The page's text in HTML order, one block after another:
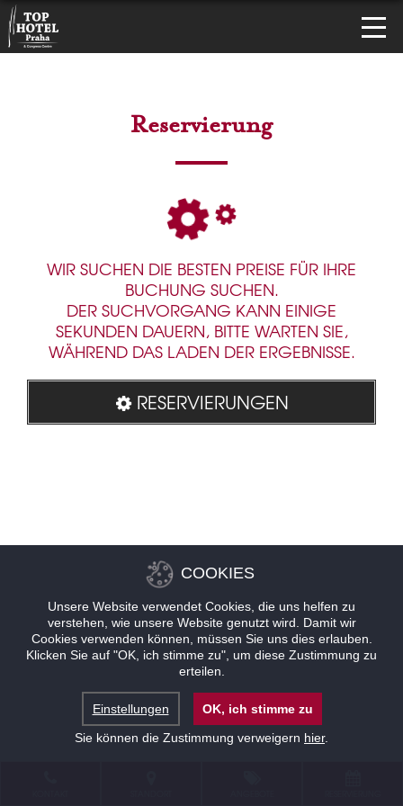
Reservierung
WIR SUCHEN DIE BESTEN PREISE FÜR IHRE
BUCHUNG SUCHEN.
DER SUCHVORGANG KANN EINIGE
SEKUNDEN DAUERN, BITTE WARTEN SIE,
WÄHREND DAS LADEN DER ERGEBNISSE.
RESERVIERUNGEN
COOKIES
Unsere Website verwendet Cookies, die uns helfen zu
verstehen, wie unsere Website genutzt wird. Damit wir
Cookies verwenden können, müssen Sie uns dies erlauben.
Klicken Sie auf "OK, ich stimme zu", um diese Zustimmung zu
erteilen.
Einstellungen
OK, ich stimme zu
Sie können die Zustimmung verweigern hier.